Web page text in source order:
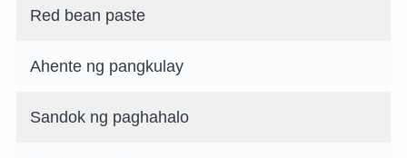
Red bean paste
Ahente ng pangkulay
Sandok ng paghahalo